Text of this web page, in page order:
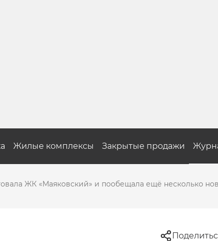
Жилые комплексы Закрытые продажи
ЖК «Маяковский» и пообещала ещё несколько